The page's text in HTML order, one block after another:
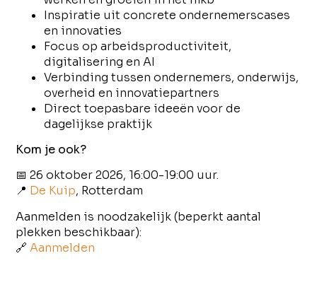
Inspiratie uit concrete ondernemerscases
en innovaties
Focus op arbeidsproductiviteit,
digitalisering en AI
Verbinding tussen ondernemers, onderwijs,
overheid en innovatiepartners
Direct toepasbare ideeën voor de
dagelijkse praktijk
Kom je ook?
📅 26 oktober 2026, 16:00-19:00 uur.
📍 De Kuip, Rotterdam
Aanmelden is noodzakelijk (beperkt aantal
plekken beschikbaar):
🔗Aanmelden